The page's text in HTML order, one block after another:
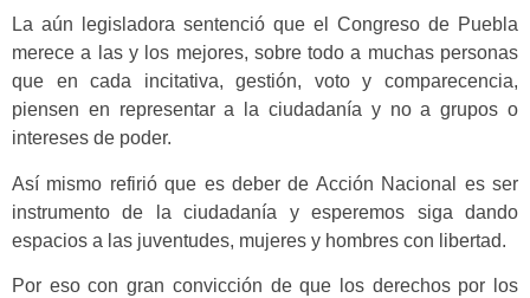
La aún legisladora sentenció que el Congreso de Puebla
merece a las y los mejores, sobre todo a muchas personas
que en cada incitativa, gestión, voto y comparecencia,
piensen en representar a la ciudadanía y no a grupos o
intereses de poder.
Así mismo refirió que es deber de Acción Nacional es ser
instrumento de la ciudadanía y esperemos siga dando
espacios a las juventudes, mujeres y hombres con libertad.
Por eso con gran convicción de que los derechos por los